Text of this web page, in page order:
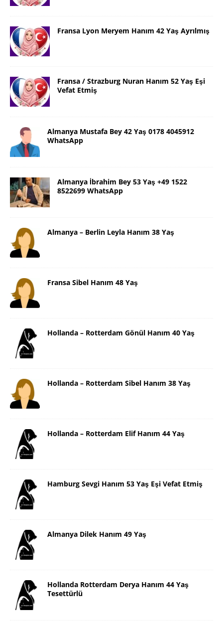
Fransa Lyon Meryem Hanım 42 Yaş Ayrılmış
Fransa / Strazburg Nuran Hanım 52 Yaş Eşi
Vefat Etmiş
Almanya Mustafa Bey 42 Yaş 0178 4045912
WhatsApp
Almanya İbrahim Bey 53 Yaş +49 1522
8522699 WhatsApp
Almanya – Berlin Leyla Hanım 38 Yaş
Fransa Sibel Hanım 48 Yaş
Hollanda – Rotterdam Gönül Hanım 40 Yaş
Hollanda – Rotterdam Sibel Hanım 38 Yaş
Hollanda – Rotterdam Elif Hanım 44 Yaş
Hamburg Sevgi Hanım 53 Yaş Eşi Vefat Etmiş
Almanya Dilek Hanım 49 Yaş
Hollanda Rotterdam Derya Hanım 44 Yaş
Tesettürlü